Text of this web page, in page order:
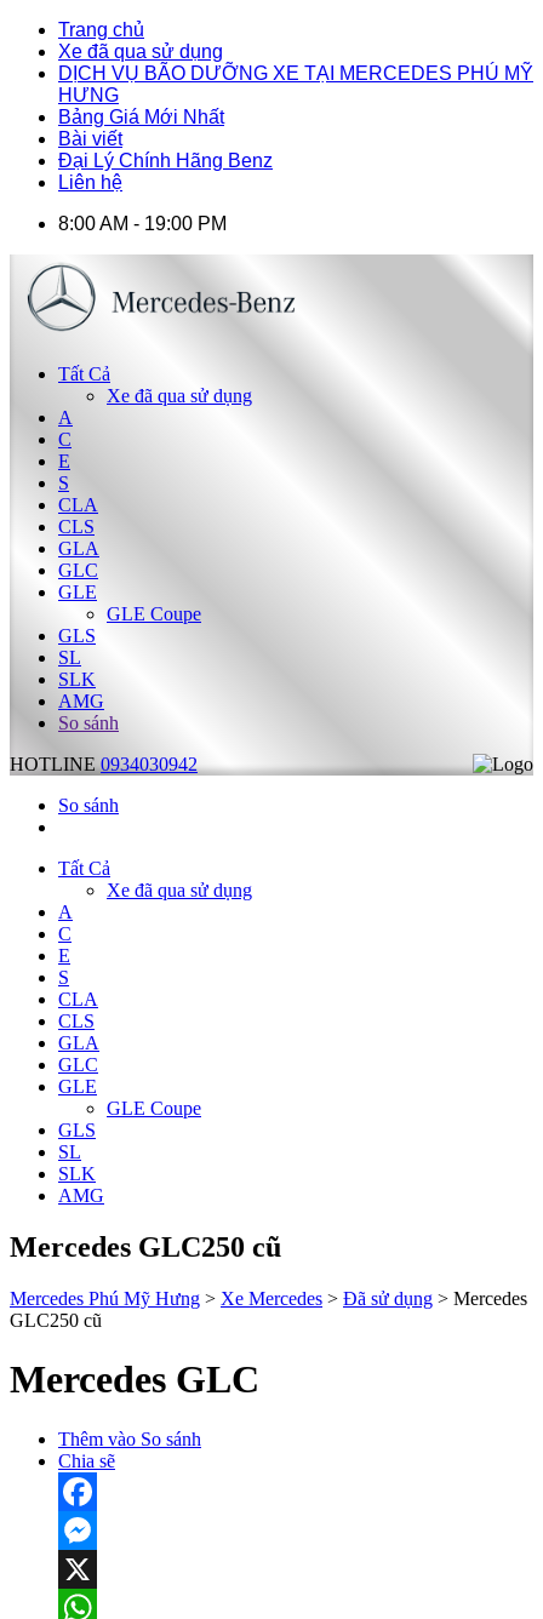
Trang chủ
Xe đã qua sử dụng
DỊCH VỤ BÃO DƯỠNG XE TẠI MERCEDES PHÚ MỸ
HƯNG
Bảng Giá Mới Nhất
Bài viết
Đại Lý Chính Hãng Benz
Liên hệ
8:00 AM - 19:00 PM
Tất Cả
Xe đã qua sử dụng
A
C
E
S
CLA
CLS
GLA
GLC
GLE
GLE Coupe
GLS
SL
SLK
AMG
So sánh
HOTLINE 0934030942
So sánh
Tất Cả
Xe đã qua sử dụng
A
C
E
S
CLA
CLS
GLA
GLC
GLE
GLE Coupe
GLS
SL
SLK
AMG
Mercedes GLC250 cũ
Mercedes Phú Mỹ Hưng > Xe Mercedes > Đã sử dụng > Mercedes
GLC250 cũ
Mercedes GLC
Thêm vào So sánh
Chia sẽ
Facebook
Messenger
X